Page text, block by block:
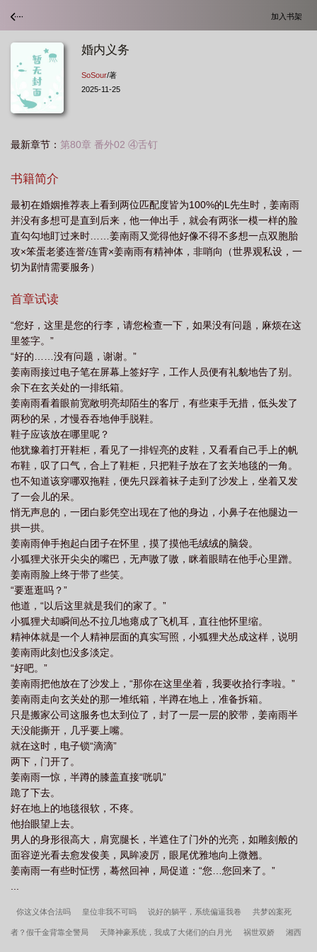
加入书架
婚内义务
SoSour/著
2025-11-25
最新章节： 第80章 番外02 ④舌钉
书籍简介
最初在婚姻推荐表上看到两位匹配度皆为100%的L先生时，姜南雨
并没有多想可是直到后来，他一伸出手，就会有两张一模一样的脸
直勾勾地盯过来时……姜南雨又觉得他好像不得不多想一点双胞胎
攻×笨蛋老婆连誉/连霄×姜南雨有精神体，非哨向（世界观私设，一
切为剧情需要服务）
首章试读
“您好，这里是您的行李，请您检查一下，如果没有问题，麻烦在这
里签字。”
“好的……没有问题，谢谢。”
姜南雨接过电子笔在屏幕上签好字，工作人员便有礼貌地告了别。
余下在玄关处的一排纸箱。
姜南雨看着眼前宽敞明亮却陌生的客厅，有些束手无措，低头发了
两秒的呆，才慢吞吞地伸手脱鞋。
鞋子应该放在哪里呢？
他犹豫着打开鞋柜，看见了一排锃亮的皮鞋，又看看自己手上的帆
布鞋，叹了口气，合上了鞋柜，只把鞋子放在了玄关地毯的一角。
也不知道该穿哪双拖鞋，便先只踩着袜子走到了沙发上，坐着又发
了一会儿的呆。
悄无声息的，一团白影凭空出现在了他的身边，小鼻子在他腿边一
拱一拱。
姜南雨伸手抱起白团子在怀里，摸了摸他毛绒绒的脑袋。
小狐狸犬张开尖尖的嘴巴，无声嗷了嗷，眯着眼睛在他手心里蹭。
姜南雨脸上终于带了些笑。
“要逛逛吗？”
他道，“以后这里就是我们的家了。”
小狐狸犬却瞬间怂不拉几地瘪成了飞机耳，直往他怀里缩。
精神体就是一个人精神层面的真实写照，小狐狸犬怂成这样，说明
姜南雨此刻也没多淡定。
“好吧。”
姜南雨把他放在了沙发上，“那你在这里坐着，我要收拾行李啦。”
姜南雨走向玄关处的那一堆纸箱，半蹲在地上，准备拆箱。
只是搬家公司这服务也太到位了，封了一层一层的胶带，姜南雨半
天没能撕开，几乎要上嘴。
就在这时，电子锁“滴滴”
两下，门开了。
姜南雨一惊，半蹲的膝盖直接“咣叽”
跪了下去。
好在地上的地毯很软，不疼。
他抬眼望上去。
男人的身形很高大，肩宽腿长，半遮住了门外的光亮，如雕刻般的
面容逆光看去愈发俊美，凤眸凌厉，眼尾优雅地向上微翘。
姜南雨一有些时怔愣，蓦然回神，局促道：“您…您回来了。”
你这义体合法吗 皇位非我不可吗 说好的躺平，系统偏逼我卷 共梦凶案死
者？假千金背靠全警局 天降神豪系统，我成了大佬们的白月光 祸世双娇 湘西